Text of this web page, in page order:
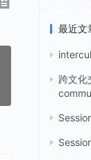
最近文
跨文